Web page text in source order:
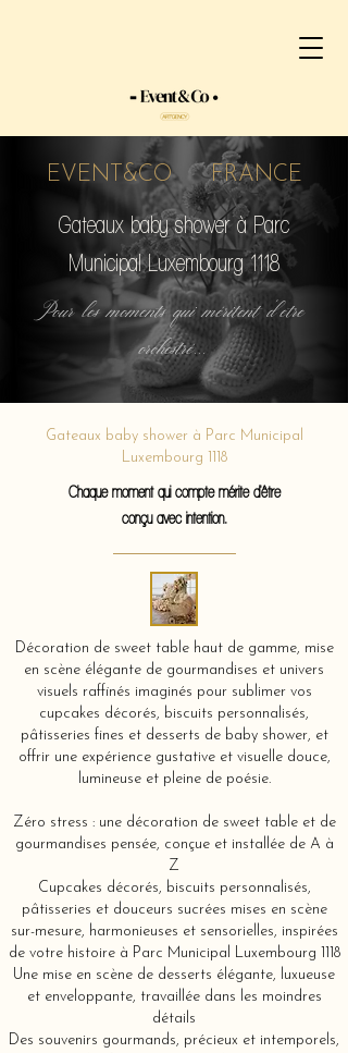
EVENT&CO FRANCE
Gateaux baby shower à Parc
Municipal Luxembourg 1118
Pour les moments qui méritent d'etre
orchestré...
Gateaux baby shower à Parc Municipal
Luxembourg 1118
Chaque moment qui compte mérite d'être
conçu avec intention.
Décoration de sweet table haut de gamme, mise
en scène élégante de gourmandises et univers
visuels raffinés imaginés pour sublimer vos
cupcakes décorés, biscuits personnalisés,
pâtisseries fines et desserts de baby shower, et
offrir une expérience gustative et visuelle douce,
lumineuse et pleine de poésie.
Zéro stress : une décoration de sweet table et de
gourmandises pensée, conçue et installée de A à
Z
Cupcakes décorés, biscuits personnalisés,
pâtisseries et douceurs sucrées mises en scène
sur-mesure, harmonieuses et sensorielles, inspirées
de votre histoire à Parc Municipal Luxembourg 1118
Une mise en scène de desserts élégante, luxueuse
et enveloppante, travaillée dans les moindres
détails
Des souvenirs gourmands, précieux et intemporels,